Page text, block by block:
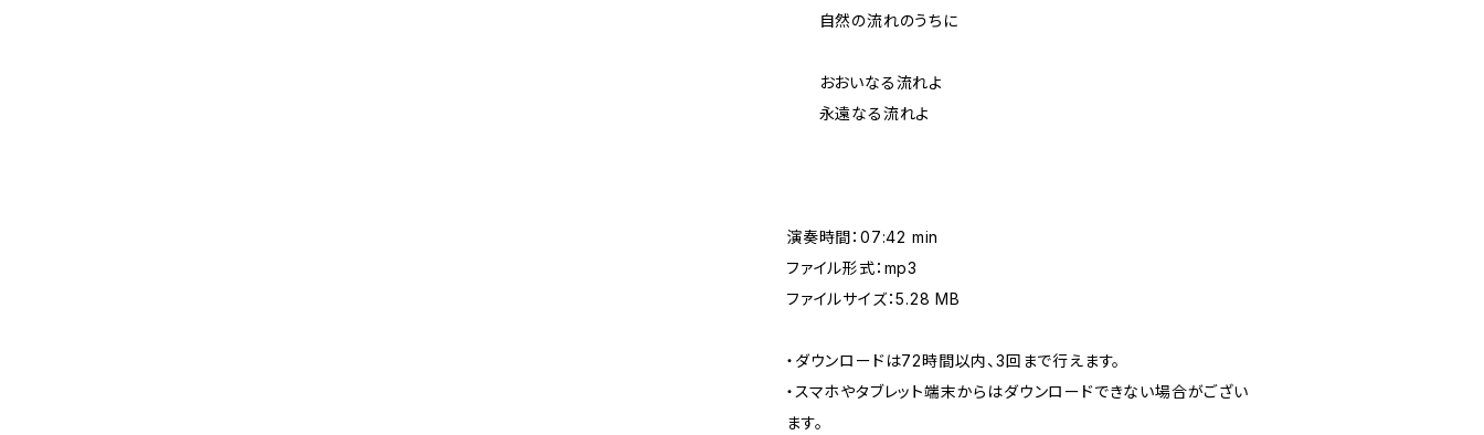
自然の流れのうちに
おおいなる流れよ
永遠なる流れよ
演奏時間：07:42 min
ファイル形式：mp3
ファイルサイズ：5.28 MB
・ダウンロードは72時間以内、3回まで行えます。
・スマホやタブレット端末からはダウンロードできない場合がござい
ます。